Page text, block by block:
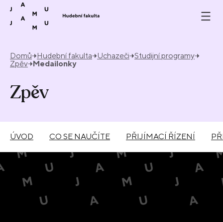
Přeskočit na obsah
Domů Hudební fakulta Uchazeči Studijní programy
Zpěv Medailonky
Zpěv
ÚVOD CO SE NAUČÍTE PŘIJÍMACÍ ŘÍZENÍ